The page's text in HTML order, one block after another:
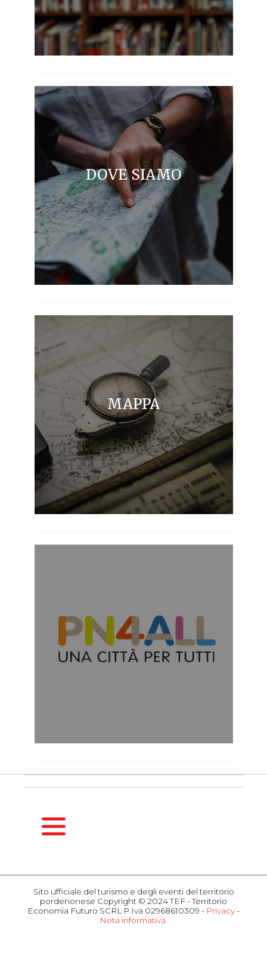
DOVE SIAMO
MAPPA
STAGIONALE
Primavera
Sito ufficiale del turismo e degli eventi del territorio
pordenonese Copyright © 2024 TEF - Territorio
Economia Futuro SCRL P.Iva 02968610309 - Privacy -
Nota informativa